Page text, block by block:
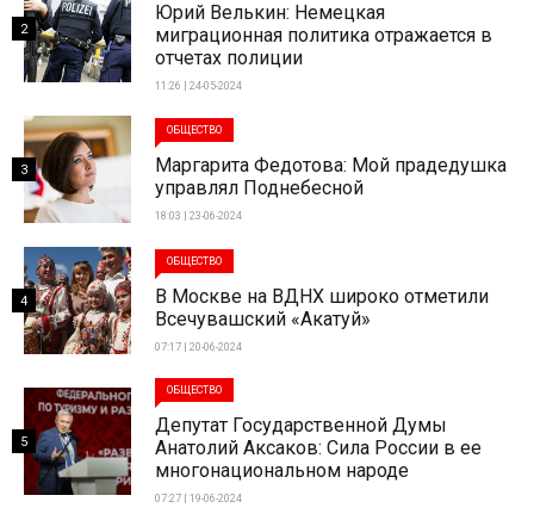
Юрий Велькин: Немецкая
миграционная политика отражается в
отчетах полиции
11:26 | 24-05-2024
2
ОБЩЕСТВО
Маргарита Федотова: Мой прадедушка
управлял Поднебесной
18:03 | 23-06-2024
3
ОБЩЕСТВО
В Москве на ВДНХ широко отметили
Всечувашский «Акатуй»
07:17 | 20-06-2024
4
ОБЩЕСТВО
Депутат Государственной Думы
Анатолий Аксаков: Сила России в ее
многонациональном народе
07:27 | 19-06-2024
5